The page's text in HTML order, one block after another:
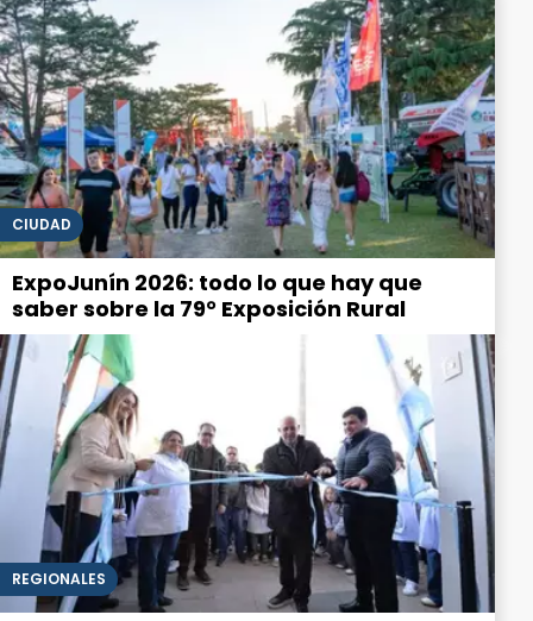
CIUDAD
ExpoJunín 2026: todo lo que hay que
saber sobre la 79° Exposición Rural
REGIONALES